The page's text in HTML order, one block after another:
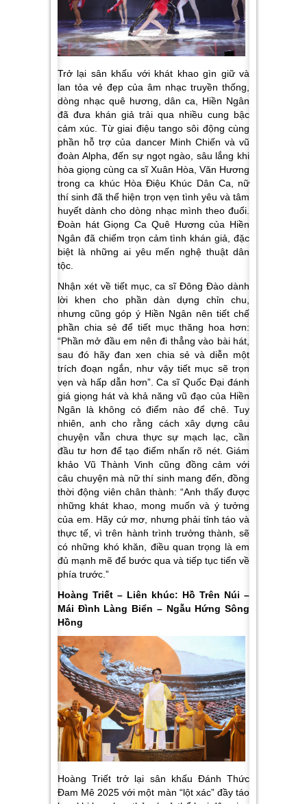
Trở lại sân khấu với khát khao gìn giữ và
lan tỏa vẻ đẹp của âm nhạc truyền thống,
dòng nhạc quê hương, dân ca, Hiền Ngân
đã đưa khán giả trải qua nhiều cung bậc
cảm xúc. Từ giai điệu tango sôi động cùng
phần hỗ trợ của dancer Minh Chiến và vũ
đoàn Alpha, đến sự ngọt ngào, sâu lắng khi
hòa giọng cùng ca sĩ Xuân Hòa, Văn Hương
trong ca khúc Hòa Điệu Khúc Dân Ca , nữ
thí sinh đã thể hiện trọn vẹn tình yêu và tâm
huyết dành cho dòng nhạc mình theo đuổi.
Đoàn hátGiọng Ca Quê Hương của Hiền
Ngân đã chiếm trọn cảm tình khán giả, đặc
biệt là những ai yêu mến nghệ thuật dân
tộc.
Nhận xét về tiết mục, ca sĩ Đông Đào dành
lời khen cho phần dàn dựng chỉn chu,
nhưng cũng góp ý Hiền Ngân nên tiết chế
phần chia sẻ để tiết mục thăng hoa hơn:
“Phần mở đầu em nên đi thẳng vào bài hát,
sau đó hãy đan xen chia sẻ và diễn một
trích đoạn ngắn, như vậy tiết mục sẽ trọn
vẹn và hấp dẫn hơn”. Ca sĩ Quốc Đại đánh
giá giọng hát và khả năng vũ đạo của Hiền
Ngân là không có điểm nào để chê. Tuy
nhiên, anh cho rằng cách xây dựng câu
chuyện vẫn chưa thực sự mạch lạc, cần
đầu tư hơn để tạo điểm nhấn rõ nét. Giám
khảo Vũ Thành Vinh cũng đồng cảm với
câu chuyện mà nữ thí sinh mang đến, đồng
thời động viên chân thành: “Anh thấy được
những khát khao, mong muốn và ý tưởng
của em. Hãy cứ mơ, nhưng phải tỉnh táo và
thực tế, vì trên hành trình trưởng thành, sẽ
có những khó khăn, điều quan trọng là em
đủ mạnh mẽ để bước qua và tiếp tục tiến về
phía trước.”
Hoàng Triết – Liên khúc: Hồ Trên Núi –
Mái Đình Làng Biển – Ngẫu Hứng Sông
Hồng
Hoàng Triết trở lại sân khấu Đánh Thức
Đam Mê 2025 với một màn “lột xác” đầy táo